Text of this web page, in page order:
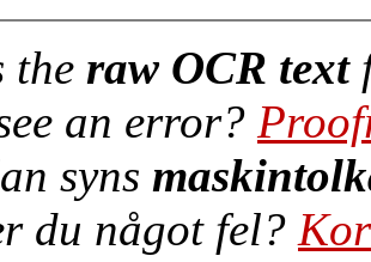
the raw OCR text
an error?
syns
du något fel?